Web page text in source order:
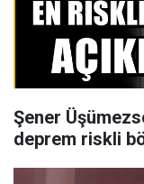
Şener
deprem riskli